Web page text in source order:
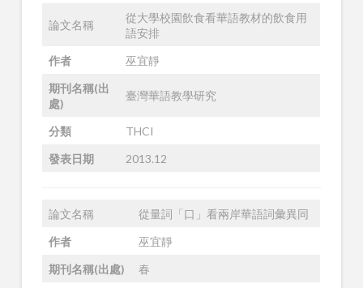
論文名稱
從大學校園飲食看華語教材的飲食用
語安排
作者
巫宜靜
期刊名稱(出
處)
臺灣華語教學研究
分類
THCI
發表日期
2013.12
論文名稱
從量詞「口」看兩岸華語詞彙異同
作者
巫宜靜
期刊名稱(出處)
春